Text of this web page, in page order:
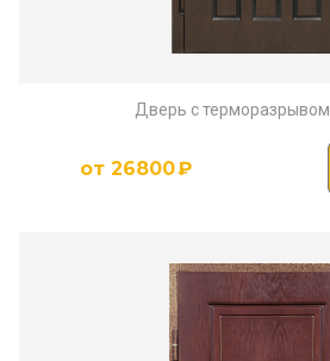
Дверь с терморазрывом
от 26800₽